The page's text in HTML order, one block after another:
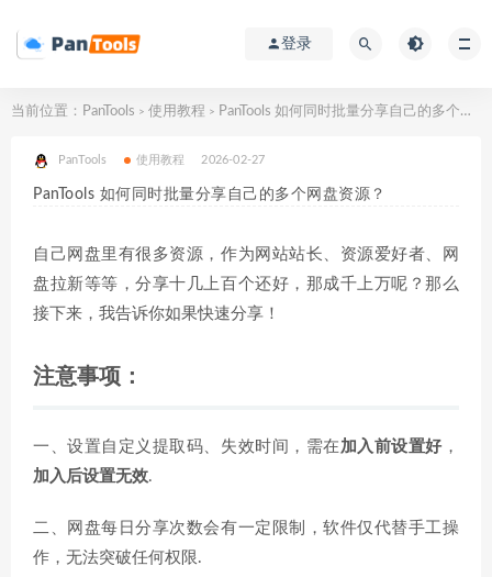
登录
当前位置： PanTools > 使用教程 > PanTools 如何同时批量分享自己的多个网盘资源？
PanTools 使用教程 2026-02-27
PanTools 如何同时批量分享自己的多个网盘资源？
自己网盘里有很多资源，作为网站站长、资源爱好者、网
盘拉新等等，分享十几上百个还好，那成千上万呢？那么
接下来，我告诉你如果快速分享！
注意事项：
一、设置自定义提取码、失效时间，需在 加入前设置好 ，
加入后设置无效.
二、网盘每日分享次数会有一定限制，软件仅代替手工操
作，无法突破任何权限.